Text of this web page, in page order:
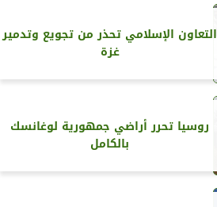
التعاون الإسلامي تحذر من تجويع وتدمير
غزة
روسيا تحرر أراضي جمهورية لوغانسك
بالكامل